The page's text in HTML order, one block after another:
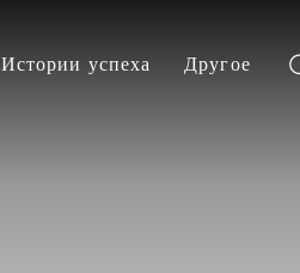
Истории успеха Другое